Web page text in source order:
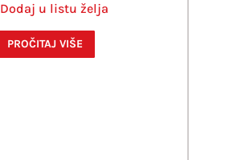
Dodaj u listu želja
PROČITAJ VIŠE